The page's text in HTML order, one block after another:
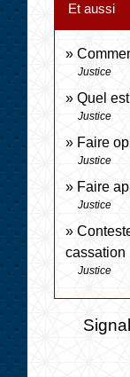
Et aussi
Justice
Quel
Justice
Faire
Justice
Faire
Justice
cassation
Justice